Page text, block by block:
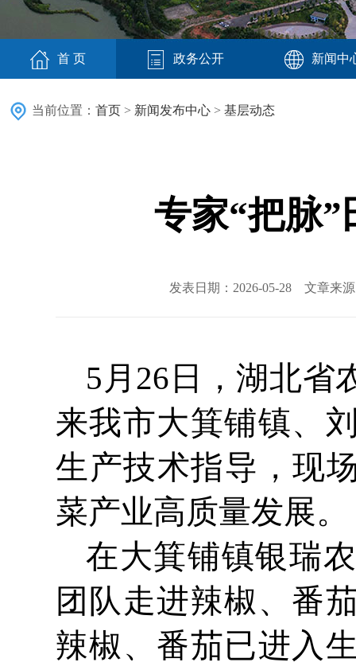
首 页 政务公开 新闻中
当前位置： 首页 > 新闻发布中心 > 基层动态
专家“把脉
发表日期：2026-05-28 文章来
5月26日，湖北省
来我市大箕铺镇、
生产技术指导，现
菜产业高质量发展。
在大箕铺镇银瑞
团队走进辣椒、番
辣椒、番茄已进入